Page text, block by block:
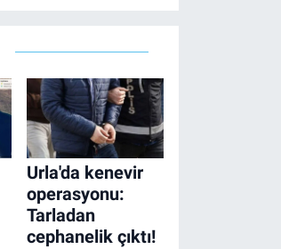
Urla'da kenevir
operasyonu:
Tarladan
cephanelik çıktı!